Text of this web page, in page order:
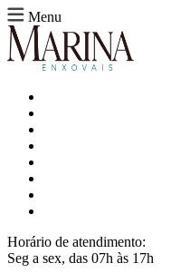
Menu
Horário de atendimento:
Seg a sex, das 07h às 17h